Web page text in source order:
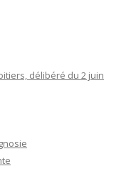
délibéré du 2 juin